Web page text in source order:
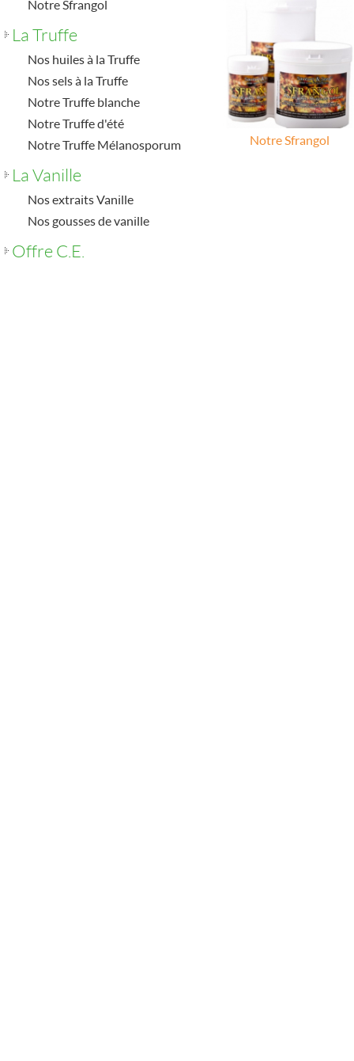
Notre Sfrangol
La Truffe
Nos huiles à la Truffe
Nos sels à la Truffe
Notre Truffe blanche
Notre Truffe d'été
Notre Truffe Mélanosporum
La Vanille
Nos extraits Vanille
Nos gousses de vanille
Offre C.E.
Notre Sfrangol